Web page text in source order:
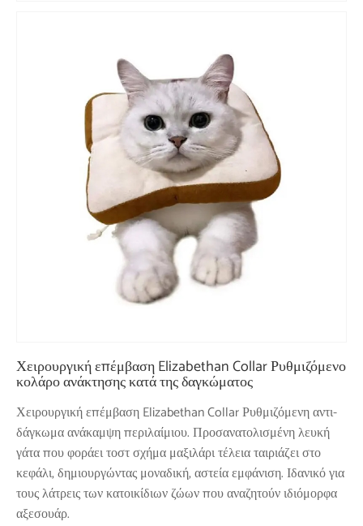
Χειρουργική επέμβαση Elizabethan Collar Ρυθμιζόμενο
κολάρο ανάκτησης κατά της δαγκώματος
Χειρουργική επέμβαση Elizabethan Collar Ρυθμιζόμενη αντι-
δάγκωμα ανάκαμψη περιλαίμιου. Προσανατολισμένη λευκή
γάτα που φοράει τοστ σχήμα μαξιλάρι τέλεια ταιριάζει στο
κεφάλι, δημιουργώντας μοναδική, αστεία εμφάνιση. Ιδανικό για
τους λάτρεις των κατοικίδιων ζώων που αναζητούν ιδιόμορφα
αξεσουάρ.